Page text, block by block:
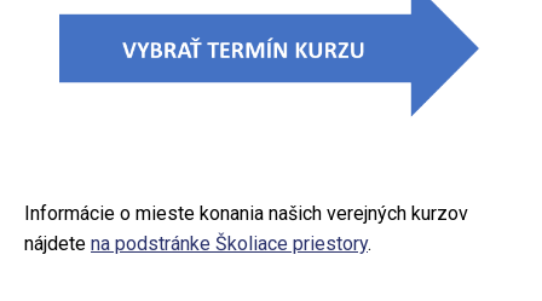
Informácie o mieste konania našich verejných kurzov
nájdete na podstránke Školiace priestory.